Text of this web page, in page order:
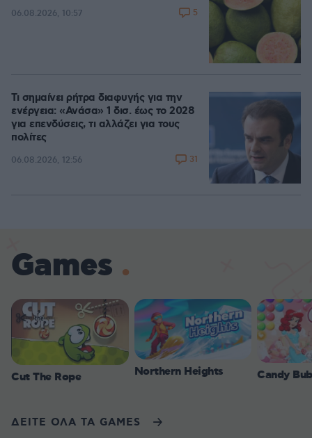
06.08.2026, 10:57 5
Τι σημαίνει ρήτρα διαφυγής για την
ενέργεια: «Ανάσα» 1 δισ. έως το 2028
για επενδύσεις, τι αλλάζει για τους
πολίτες
06.08.2026, 12:56 31
Games
Cut The Rope Northern Heights Candy
ΔΕΙΤΕ ΟΛΑ ΤΑ GAMES